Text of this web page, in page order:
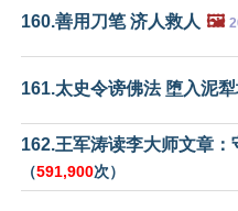
160.善用刀笔 济人救人 🖼️
161.太史令谤佛法 堕入泥
162.王军涛读李大师文章
（591,900次）